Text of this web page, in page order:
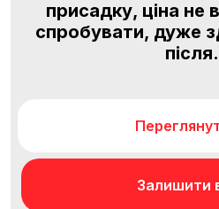
присадку, ціна не
спробувати, дуже
Залишити